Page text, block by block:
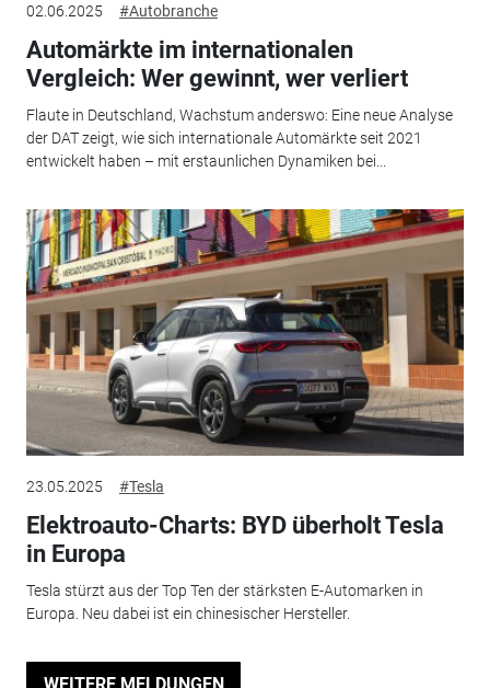
02.06.2025 #Autobranche
Automärkte im internationalen
Vergleich: Wer gewinnt, wer verliert
Flaute in Deutschland, Wachstum anderswo: Eine neue Analyse
der DAT zeigt, wie sich internationale Automärkte seit 2021
entwickelt haben – mit erstaunlichen Dynamiken bei...
23.05.2025 #Tesla
Elektroauto-Charts: BYD überholt Tesla
in Europa
Tesla stürzt aus der Top Ten der stärksten E-Automarken in
Europa. Neu dabei ist ein chinesischer Hersteller.